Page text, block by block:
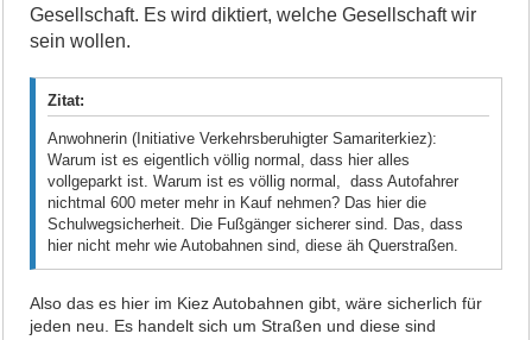
Gesellschaft. Es wirddiktiert, welche Gesellschaft wir
sein wollen.
Zitat:
Anwohnerin (Initiative Verkehrsberuhigter Samariterkiez):
Warum ist es eigentlich völlig normal, dass hier alles
vollgeparkt ist. Warum ist es völlig normal, dass Autofahrer
nichtmal 600 meter mehr in Kauf nehmen? Das hier die
Schulwegsicherheit. Die Fußgänger sicherer sind. Das, dass
hier nicht mehr wie Autobahnen sind, diese äh Querstraßen.
Also das es hier im Kiez Autobahnen gibt, wäre sicherlich für
jeden neu. Es handelt sich um Straßen und diese sind